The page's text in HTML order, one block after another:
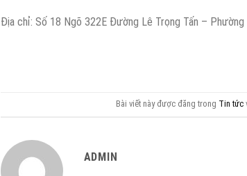
Địa chỉ: Số 18 Ngõ 322E Đường Lê Trọng Tấn – Phường
Bài viết này được đăng trong Tin tức
ADMIN